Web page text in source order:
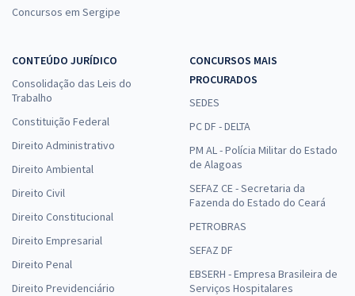
Concursos em Sergipe
CONTEÚDO JURÍDICO
Consolidação das Leis do
Trabalho
Constituição Federal
Direito Administrativo
Direito Ambiental
Direito Civil
Direito Constitucional
Direito Empresarial
Direito Penal
Direito Previdenciário
CONCURSOS MAIS
PROCURADOS
SEDES
PC DF - DELTA
PM AL - Polícia Militar do Estado
de Alagoas
SEFAZ CE - Secretaria da
Fazenda do Estado do Ceará
PETROBRAS
SEFAZ DF
EBSERH - Empresa Brasileira de
Serviços Hospitalares